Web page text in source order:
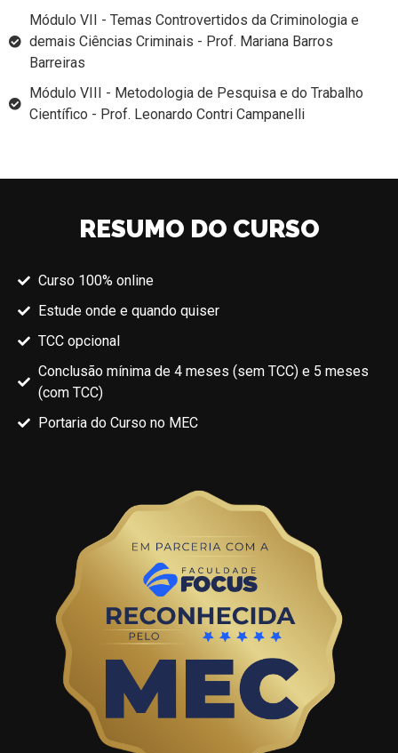
Módulo VII - Temas Controvertidos da Criminologia e
demais Ciências Criminais - Prof. Mariana Barros
Barreiras
Módulo VIII - Metodologia de Pesquisa e do Trabalho
Científico - Prof. Leonardo Contri Campanelli
RESUMO DO CURSO
Curso 100% online
Estude onde e quando quiser
TCC opcional
Conclusão mínima de 4 meses (sem TCC) e 5 meses
(com TCC)
Portaria do Curso no MEC